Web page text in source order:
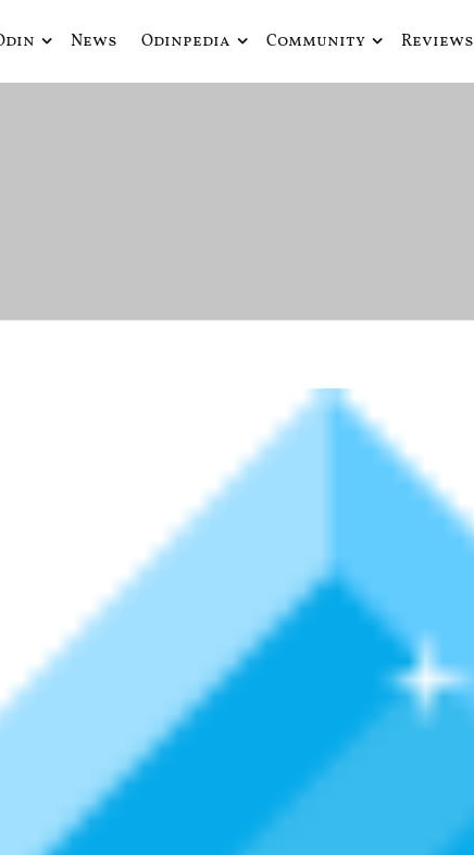
Odín
que fusiona actualidad con mitología nórdica y ciencia ficción
News Odinpedia Community Reviews